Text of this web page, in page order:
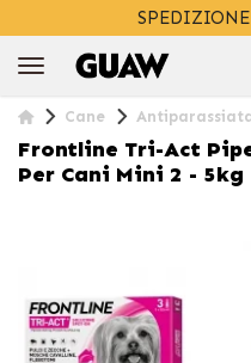
Cane
Frontline Tri-Act
Per Cani Mini 2 - 5kg